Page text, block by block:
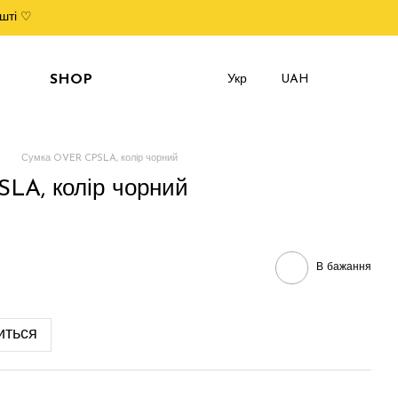
♡
SHOP Укр UAH
Сумка OVER CPSLA, колір чорний
колір чорний
В бажання